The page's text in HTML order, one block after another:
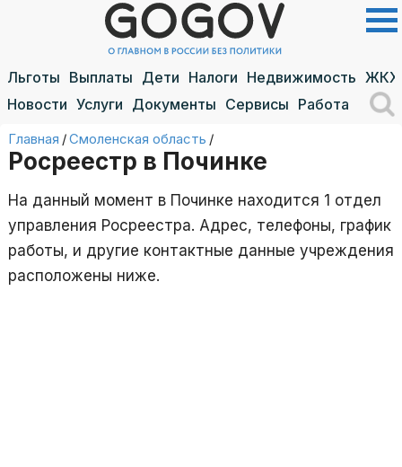
Льготы Выплаты Дети Налоги Недвижимость ЖКХ
Новости Услуги Документы Сервисы Работа
Главная /Смоленская область /
Росреестр в Починке
На данный момент в Починке находится 1 отдел
управления Росреестра. Адрес, телефоны, график
работы, и другие контактные данные учреждения
расположены ниже.